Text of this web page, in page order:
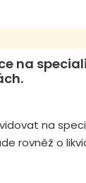
na
na
rovněž o